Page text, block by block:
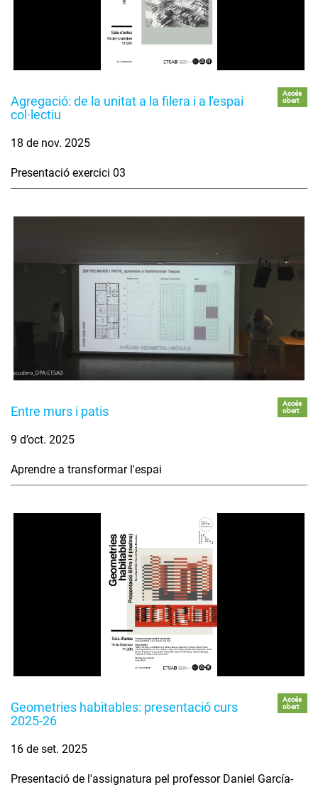
Agregació: de la unitat a la filera i a l'espai
col·lectiu
Accés
obert
18 de nov. 2025
Presentació exercici 03
Entre murs i patis
Accés
obert
9 d’oct. 2025
Aprendre a transformar l'espai
Geometries habitables: presentació curs
2025-26
Accés
obert
16 de set. 2025
Presentació de l'assignatura pel professor Daniel García-